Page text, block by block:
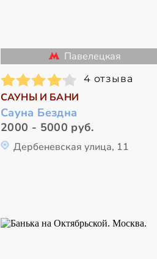
Павелецкая
4 отзыва
САУНЫ И БАНИ
Сауна Бездна
2000 - 5000 руб.
Дербеневская улица, 11